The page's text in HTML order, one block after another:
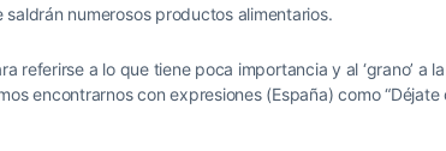
numerosos productos alimentarios.
referirse a lo que tiene poca importancia y al ‘grano’ a la
encontrarnos con expresiones (España) como “Déjate